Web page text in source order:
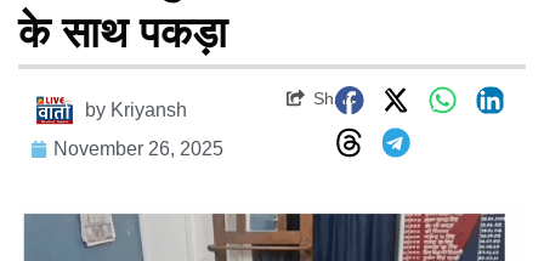
के साथ पकड़ा
by Kriyansh
November 26, 2025
Share